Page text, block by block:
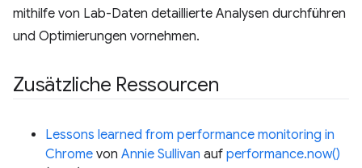
mithilfe von Lab-Daten detaillierte Analysen durchführen
und Optimierungen vornehmen.
Zusätzliche Ressourcen
Lessons learned from performance monitoring in
Chrome von Annie Sullivan auf performance.now()